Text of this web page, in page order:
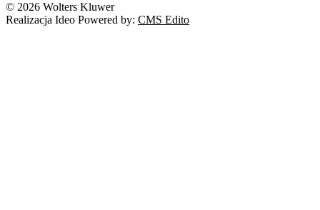
© 2026 Wolters Kluwer
Realizacja Ideo Powered by: CMS Edito